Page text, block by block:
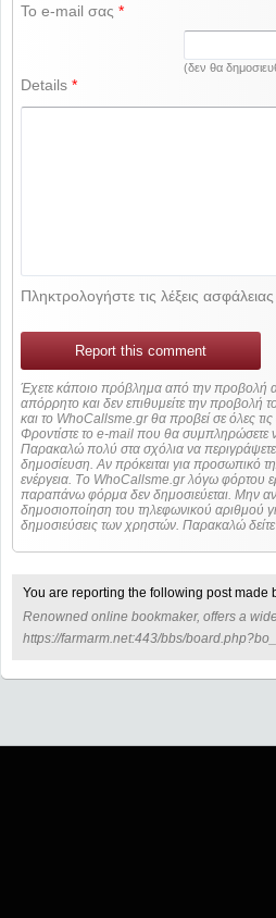
Το e-mail σας*
(δεν θα
Details*
Πληκτρολογήστε τις λέξεις
Report this comment
Έχετε κάποιο πρόβλημα από την προβολή
απόρρητο και δεν επιθυμείτε την
και το WhoCallsme.gr θα προβεί σε όλες
Φροντίστε το e-mail που θα συμπληρώσετε
Παρακαλώ πολύ στα σχόλια να
δημοσίευση. Αν πρόκειται για προσωπικό τηλέφωνο απαιτείται η ταυτοποίηση των στοιχείων πριν από οποιοδήποτε
ενέργεια. Τo WhoCallsme.gr λόγω φόρτου
παραπάνω φόρμα δεν δημοσιεύεται. Μην
δημοσιοποίηση του τηλεφωνικού αριθμού
δημοσιεύσεις των χρηστών. Παρακαλώ
You are reporting the following post made
Renowned online bookmaker, offers a
https://farmarm.net:443/bbs/